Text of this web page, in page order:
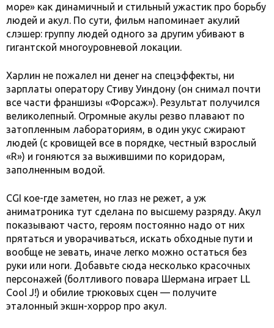
море» как динамичный и стильный ужастик про борьбу
людей и акул. По сути, фильм напоминает акулий
слэшер: группу людей одного за другим убивают в
гигантской многоуровневой локации.
Харлин не пожалел ни денег на спецэффекты, ни
зарплаты оператору Стиву Уиндону (он снимал почти
все части франшизы «Форсаж»). Результат получился
великолепный. Огромные акулы резво плавают по
затопленным лабораториям, в один укус сжирают
людей (с кровищей все в порядке, честный взрослый
«R») и гоняются за выжившими по коридорам,
заполненным водой.
CGI кое-где заметен, но глаз не режет, а уж
аниматроника тут сделана по высшему разряду. Акул
показывают часто, героям постоянно надо от них
прятаться и уворачиваться, искать обходные пути и
вообще не зевать, иначе легко можно остаться без
руки или ноги. Добавьте сюда несколько красочных
персонажей (болтливого повара Шермана играет LL
Cool J!) и обилие трюковых сцен — получите
эталонный экшн-хоррор про акул.